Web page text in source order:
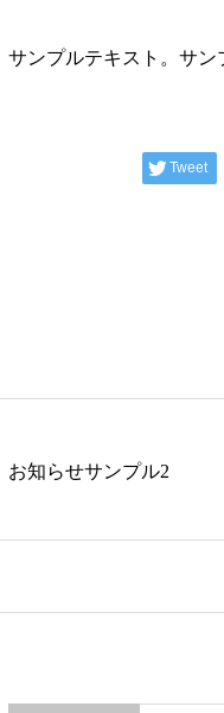
サンプルテキスト。サン
Tweet
お知らせサンプル2